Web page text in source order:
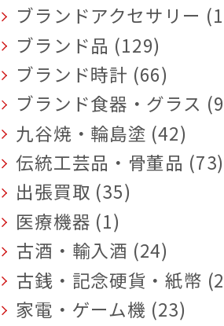
ブランドアクセサリー
ブランド品 (129)
ブランド時計 (66)
ブランド食器・グラス
九谷焼・輪島塗 (42)
伝統工芸品・骨董品 (73)
出張買取 (35)
医療機器 (1)
古酒・輸入酒 (24)
古銭・記念硬貨・紙幣
家電・ゲーム機 (23)